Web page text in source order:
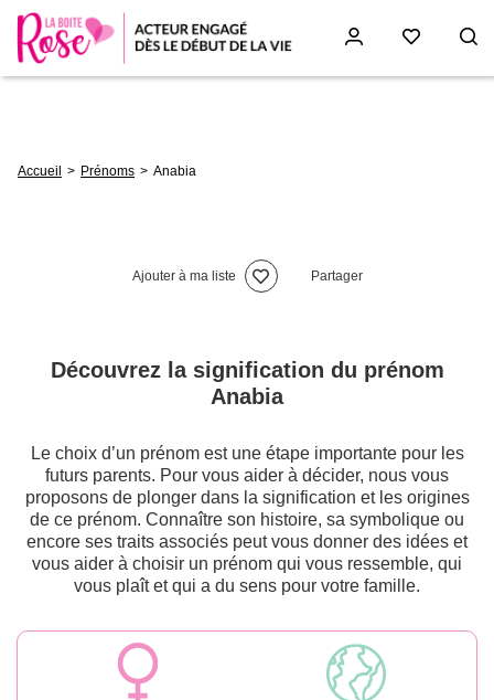
d'Ariane
Accueil Prénoms Anabia
Ajouter à ma liste Partager
Découvrez la signification du prénom
Anabia
Le choix d’un prénom est une étape importante pour les
futurs parents. Pour vous aider à décider, nous vous
proposons de plonger dans la signification et les origines
de ce prénom. Connaître son histoire, sa symbolique ou
encore ses traits associés peut vous donner des idées et
vous aider à choisir un prénom qui vous ressemble, qui
vous plaît et qui a du sens pour votre famille.